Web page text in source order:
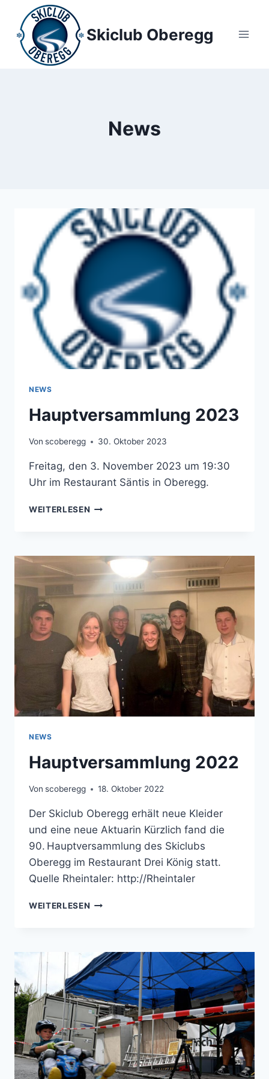
Inhalt
springen
Skiclub Oberegg
News
NEWS
Hauptversammlung 2023
Von scoberegg 30. Oktober 2023
Freitag, den 3. November 2023 um 19:30
Uhr im Restaurant Säntis in Oberegg.
WEITERLESEN HAUPTVERSAMMLUNG
NEWS
Hauptversammlung 2022
Von scoberegg 18. Oktober 2022
Der Skiclub Oberegg erhält neue Kleider
und eine neue Aktuarin Kürzlich fand die
90. Hauptversammlung des Skiclubs
Oberegg im Restaurant Drei König statt.
Quelle Rheintaler: http://Rheintaler
WEITERLESEN HAUPTVERSAMMLUNG